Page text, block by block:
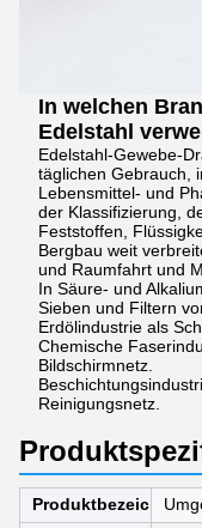
In welchen
Edelstahl
Edelstahl-Gewebe-
täglichen Gebrauch,
Lebensmittel- und
der Klassifizierung,
Feststoffen,
Bergbau weit
und Raumfahrt und
In Säure- und
Sieben und Filtern
Erdölindustrie als
Chemische
Bildschirmnetz.
Reinigungsnetz.
Produktbezeichnung